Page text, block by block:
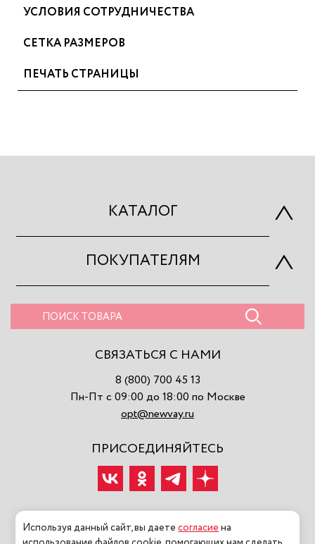
УСЛОВИЯ СОТРУДНИЧЕСТВА
СЕТКА РАЗМЕРОВ
ПЕЧАТЬ СТРАНИЦЫ
КАТАЛОГ
ПОКУПАТЕЛЯМ
СВЯЗАТЬСЯ С НАМИ
8 (800) 700 45 13
Пн-Пт с 09:00 до 18:00 по Москве
opt@newvay.ru
ПРИСОЕДИНЯЙТЕСЬ
Используя данный сайт, вы даетесогласие на